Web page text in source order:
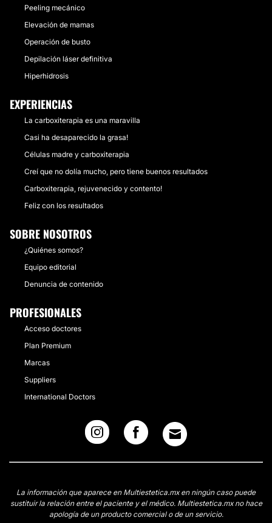
Peeling mecánico
Elevación de mamas
Operación de busto
Depilación láser definitiva
Hiperhidrosis
EXPERIENCIAS
La carboxiterapia es una maravilla
Casi ha desaparecido la grasa!
Células madre y carboxiterapia
Creí que no dolía mucho, pero tiene buenos resultados
Carboxiterapia, rejuvenecido y contento!
Feliz con los resultados
SOBRE NOSOTROS
¿Quiénes somos?
Equipo editorial
Denuncia de contenido
PROFESIONALES
Acceso doctores
Plan Premium
Marcas
Suppliers
International Doctors
La información que aparece en Multiestetica.mx en ningún caso puede
sustituir la relación entre el paciente y el médico. Multiestetica.mx no hace
apología de un producto comercial o de un servicio.